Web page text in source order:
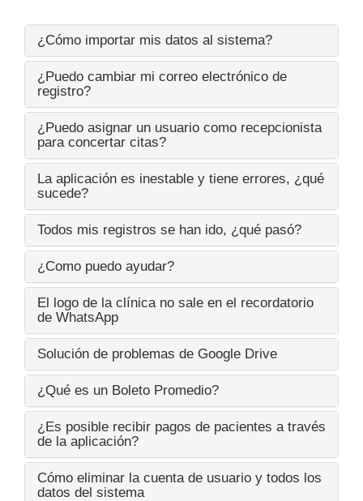
¿Cómo importar mis datos al sistema?
¿Puedo cambiar mi correo electrónico de
registro?
¿Puedo asignar un usuario como recepcionista
para concertar citas?
La aplicación es inestable y tiene errores, ¿qué
sucede?
Todos mis registros se han ido, ¿qué pasó?
¿Como puedo ayudar?
El logo de la clínica no sale en el recordatorio
de WhatsApp
Solución de problemas de Google Drive
¿Qué es un Boleto Promedio?
¿Es posible recibir pagos de pacientes a través
de la aplicación?
Cómo eliminar la cuenta de usuario y todos los
datos del sistema